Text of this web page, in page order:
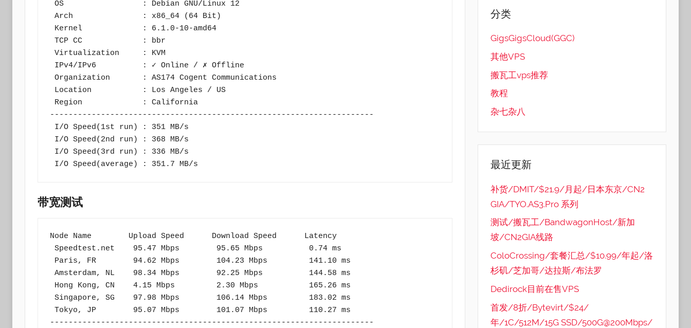
----------------------------------------------------------------------
I/O Speed(average) : 351.7 MB/s
带宽测试
Node Name        Upload Speed      Download Speed      Latency
----------------------------------------------------------------------
分类
GigsGigsCloud(GGC)
其他VPS
搬瓦工vps推荐
教程
杂七杂八
最近更新
补货/DMIT/$21.9/月起/日本东京/CN2
GIA/TYO.AS3.Pro 系列
测试/搬瓦工/BandwagonHost/新加
坡/CN2GIA线路
ColoCrossing/套餐汇总/$10.99/年起/洛
杉矶/芝加哥/达拉斯/布法罗
Dedirock目前在售VPS
首发/8折/Bytevirt/$24/
年/1C/512M/15G SSD/500G@200Mbps/